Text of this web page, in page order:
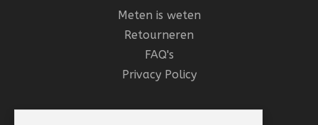
Meten is weten
Retourneren
FAQ's
Privacy Policy